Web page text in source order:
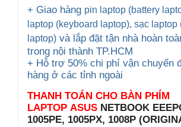
+ Giao hàng pin laptop (battery
laptop (keyboard laptop), sạc laptop
laptop) và lắp đặt tận nhà hoàn
trong nội thành TP.HCM
+ Hỗ trợ 50% chi phí vận chuyển
hàng ở các tỉnh ngoài
THANH TOÁN CHO BÀN PHÍM
LAPTOP ASUS NETBOOK
1005PE, 1005PX, 1008P